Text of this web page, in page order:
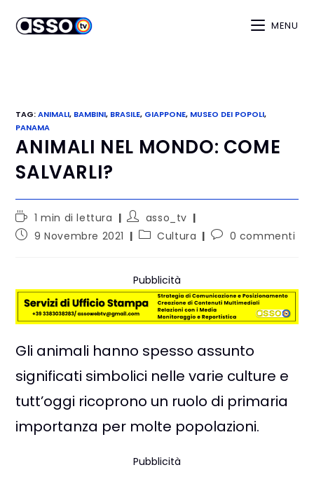
MENU
TAG:ANIMALI, BAMBINI, BRASILE, GIAPPONE, MUSEO DEI POPOLI,
PANAMA
ANIMALI NEL MONDO: COME
SALVARLI?
1 min di lettura
asso_tv
9 Novembre 2021
Cultura 0 commenti
Pubblicità
Gli animali hanno spesso assunto
significati simbolici nelle varie culture e
tutt’oggi ricoprono un ruolo di primaria
importanza per molte popolazioni.
Pubblicità